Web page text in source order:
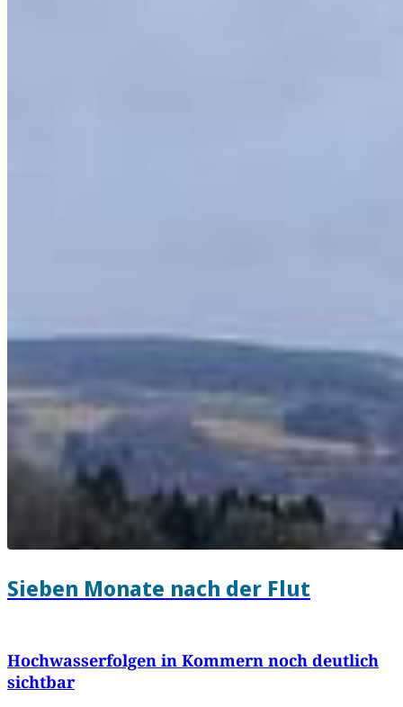
Sieben Monate nach der Flut
Hochwasserfolgen in Kommern noch deutlich
sichtbar